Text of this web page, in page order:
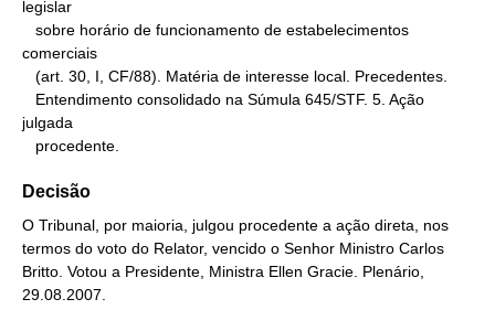
legislar
comerciais
julgada
   procedente.
Decisão
O Tribunal, por maioria, julgou procedente a ação direta, nos
termos do voto do Relator, vencido o Senhor Ministro Carlos
Britto. Votou a Presidente, Ministra Ellen Gracie. Plenário,
29.08.2007.